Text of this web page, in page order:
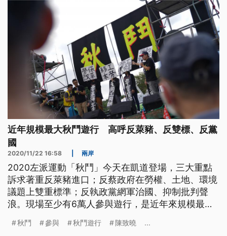
近年規模最大秋鬥遊行 高呼反萊豬、反雙標、反黨
國
2020/11/22 16:58 兩岸
2020左派運動「秋鬥」今天在凱道登場，三大重點
訴求著重反萊豬進口；反蔡政府在勞權、土地、環境
議題上雙重標準；反執政黨網軍治國、抑制批判聲
浪。現場至少有6萬人參與遊行，是近年來規模最大
度代表字是「毒」，指2020新冠疫情衝擊下，台灣
秋鬥 參與 秋鬥遊行 陳致曉 ...